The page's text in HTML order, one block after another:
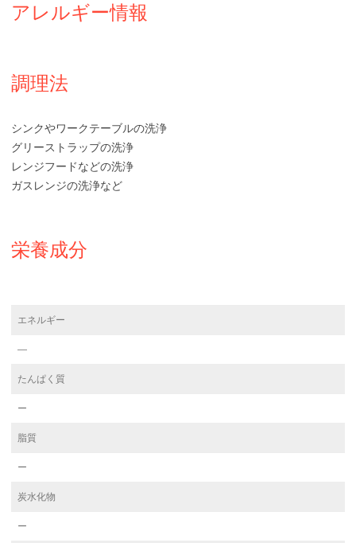
アレルギー情報
調理法
シンクやワークテーブルの洗浄
グリーストラップの洗浄
レンジフードなどの洗浄
ガスレンジの洗浄など
栄養成分
エネルギー
―
たんぱく質
ー
脂質
ー
炭水化物
ー